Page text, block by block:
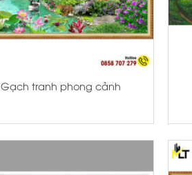
Gạch tranh phong cảnh